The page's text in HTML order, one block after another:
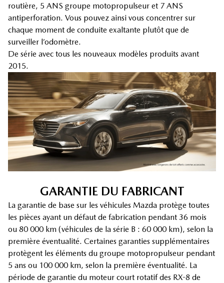
routière, 5 ANS groupe motopropulseur et 7 ANS
antiperforation. Vous pouvez ainsi vous concentrer sur
chaque moment de conduite exaltante plutôt que de
surveiller l’odomètre.
De série avec tous les nouveaux modèles produits avant
2015.
GARANTIE DU FABRICANT
La garantie de base sur les véhicules Mazda protège toutes
les pièces ayant un défaut de fabrication pendant 36 mois
ou 80 000 km (véhicules de la série B : 60 000 km), selon la
première éventualité. Certaines garanties supplémentaires
protègent les éléments du groupe motopropulseur pendant
5 ans ou 100 000 km, selon la première éventualité. La
période de garantie du moteur court rotatif des RX-8 de